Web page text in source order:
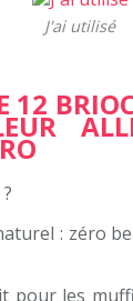
J'ai utilisé
12
: zéro
pour les